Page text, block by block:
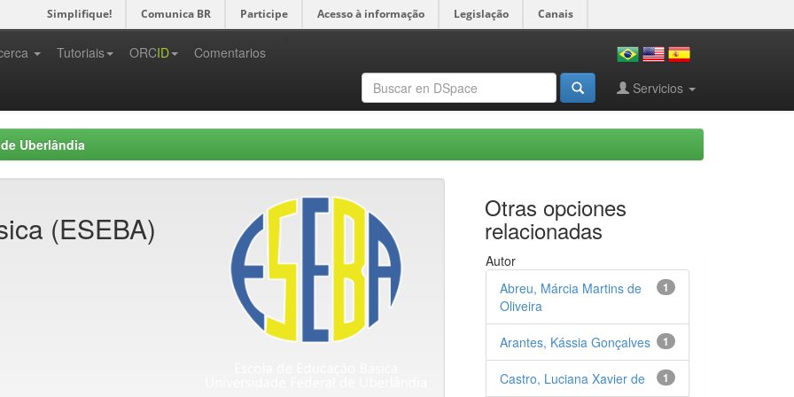
Simplifique! Comunica BR Participe Acesso à informação Legislação Canais
Tutoriais ORCID Comentarios
Servicios
Uberlândia
(ESEBA)
Otras opciones
relacionadas
Autor
1
Abreu, Márcia Martins de
Oliveira
1
Arantes, Kássia Gonçalves
1
Castro, Luciana Xavier de